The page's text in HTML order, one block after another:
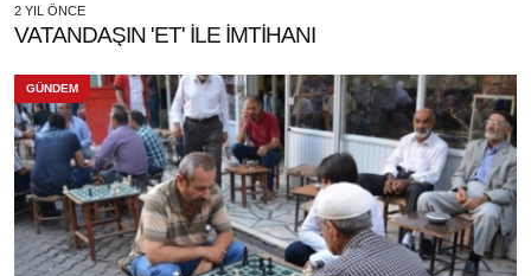
2 YIL ÖNCE
VATANDAŞIN 'ET' İLE İMTİHANI
GÜNDEM